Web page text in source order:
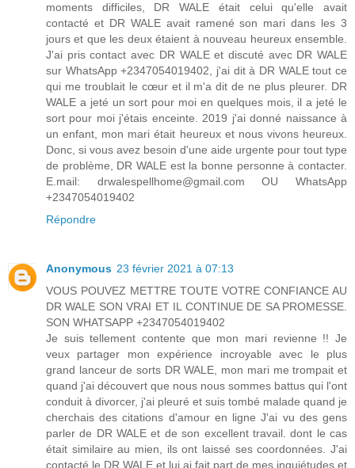
moments difficiles, DR WALE était celui qu'elle avait
contacté et DR WALE avait ramené son mari dans les 3
jours et que les deux étaient à nouveau heureux ensemble.
J'ai pris contact avec DR WALE et discuté avec DR WALE
sur WhatsApp +2347054019402, j'ai dit à DR WALE tout ce
qui me troublait le cœur et il m'a dit de ne plus pleurer. DR
WALE a jeté un sort pour moi en quelques mois, il a jeté le
sort pour moi j'étais enceinte. 2019 j'ai donné naissance à
un enfant, mon mari était heureux et nous vivons heureux.
Donc, si vous avez besoin d'une aide urgente pour tout type
de problème, DR WALE est la bonne personne à contacter.
E.mail: drwalespellhome@gmail.com OU WhatsApp
+2347054019402
Répondre
Anonymous 23 février 2021 à 07:13
VOUS POUVEZ METTRE TOUTE VOTRE CONFIANCE AU
DR WALE SON VRAI ET IL CONTINUE DE SA PROMESSE.
SON WHATSAPP +2347054019402
Je suis tellement contente que mon mari revienne !! Je
veux partager mon expérience incroyable avec le plus
grand lanceur de sorts DR WALE, mon mari me trompait et
quand j'ai découvert que nous nous sommes battus qui l'ont
conduit à divorcer, j'ai pleuré et suis tombé malade quand je
cherchais des citations d'amour en ligne J'ai vu des gens
parler de DR WALE et de son excellent travail. dont le cas
était similaire au mien, ils ont laissé ses coordonnées. J'ai
contacté le DR WALE et lui ai fait part de mes inquiétudes et